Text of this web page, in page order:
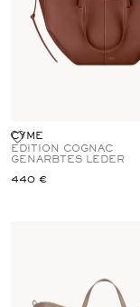
CYME
EDITION COGNAC
GENARBTES LEDER
440 €